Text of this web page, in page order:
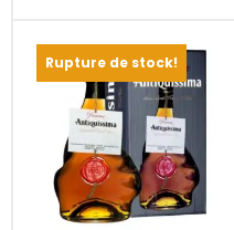
Rupture de stock!